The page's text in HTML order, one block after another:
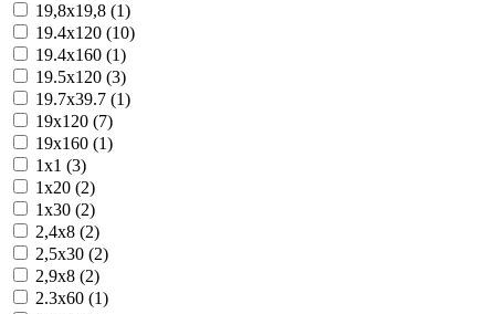
19,8x19,8 (1)
19.4x120 (10)
19.4x160 (1)
19.5x120 (3)
19.7x39.7 (1)
19x120 (7)
19x160 (1)
1x1 (3)
1x20 (2)
1x30 (2)
2,4x8 (2)
2,5x30 (2)
2,9x8 (2)
2.3x60 (1)